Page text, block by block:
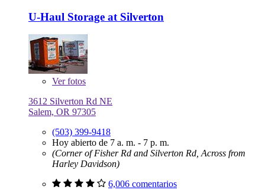
U-Haul Storage at Silverton
Verfotos
3612 Silverton Rd NE
Salem, OR 97305
(503) 399-9418
Hoy abierto de 7 a. m. - 7 p. m.
(Corner of Fisher Rd and Silverton Rd, Across from
Harley Davidson)
6,006 comentarios